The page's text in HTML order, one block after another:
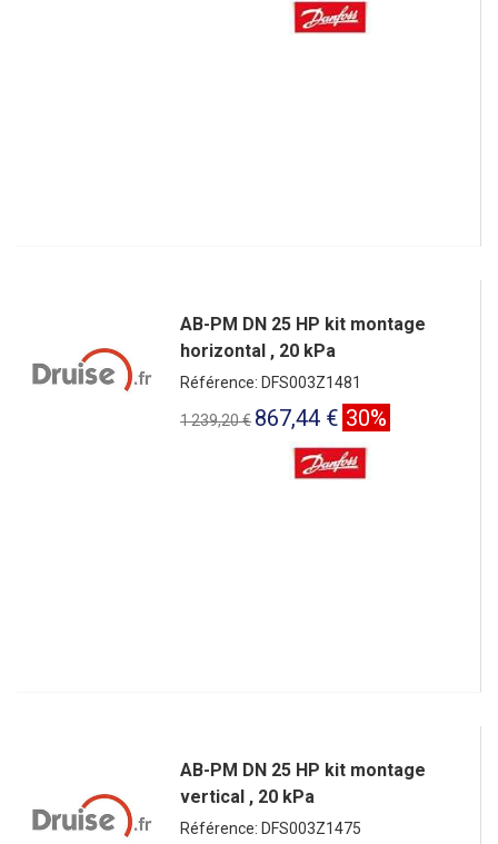
AB-PM DN 25 HP kit montage
horizontal , 20 kPa
Référence: DFS003Z1481
1 239,20 € 867,44 € 30%
AB-PM DN 25 HP kit montage
vertical , 20 kPa
Référence: DFS003Z1475